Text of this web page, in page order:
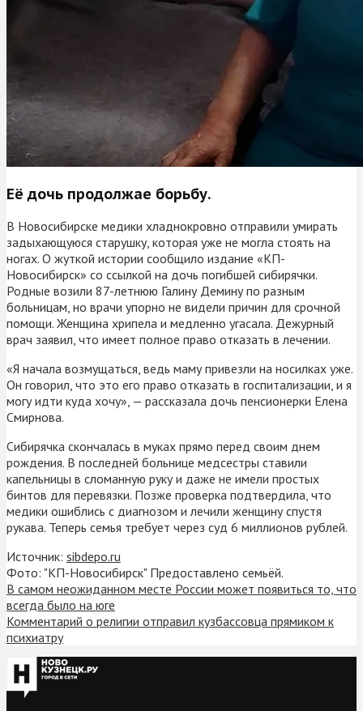
Её дочь продолжае борьбу.
В Новосибирске медики хладнокровно отправили умирать
задыхающуюся старушку, которая уже не могла стоять на
ногах. О жуткой истории сообщило издание «КП-
Новосибирск» со ссылкой на дочь погибшей сибирячки.
Родные возили 87-летнюю Галину Демину по разным
больницам, но врачи упорно не видели причин для срочной
помощи. Женщина хрипела и медленно угасала. Дежурный
врач заявил, что имеет полное право отказать в лечении.
«Я начала возмущаться, ведь маму привезли на носилках уже.
Он говорил, что это его право отказать в госпитализации, и я
могу идти куда хочу», — рассказала дочь пенсионерки Елена
Смирнова.
Сибирячка скончалась в муках прямо перед своим днем
рождения. В последней больнице медсестры ставили
капельницы в сломанную руку и даже не имели простых
бинтов для перевязки. Позже проверка подтвердила, что
медики ошиблись с диагнозом и лечили женщину спустя
рукава. Теперь семья требует через суд 6 миллионов рублей.
Источник: sibdepo.ru
Фото: "КП-Новосибирск" Предоставлено семьёй.
В самом неожиданном месте России может появиться то, что
всегда было на юге
Комментарий о религии отправил кузбассовца прямиком к
психиатру